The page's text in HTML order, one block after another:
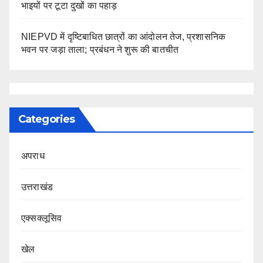
भाइयों पर टूटा दुखों का पहाड़
NIEPVD में दृष्टिबाधित छात्रों का आंदोलन तेज, प्रशासनिक
भवन पर जड़ा ताला; प्रबंधन ने शुरू की बातचीत
Categories
अपराध
उत्तराखंड
एक्सक्लूसिव
खेल